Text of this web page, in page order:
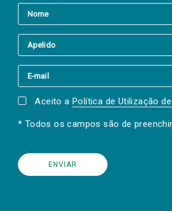
Aceito a Política de Utilização
* Todos os campos são de